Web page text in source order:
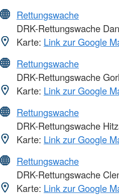
Rettungswache
DRK-Rettungswache
Karte: Link zur Google
Rettungswache
DRK-Rettungswache
Karte: Link zur Google
Rettungswache
DRK-Rettungswache
Karte: Link zur Google
Rettungswache
DRK-Rettungswache
Karte: Link zur Google